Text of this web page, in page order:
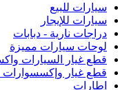
سيارات للبيع
سيارات للإيجار
دراجات نارية - دبابات
لوحات سيارات مميزة
قطع غيار السيارات
قطع غيار وإكسسوارات
اطارات